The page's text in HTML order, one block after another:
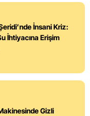
İnsani Kriz:
İhtiyacına Erişim
Gizli